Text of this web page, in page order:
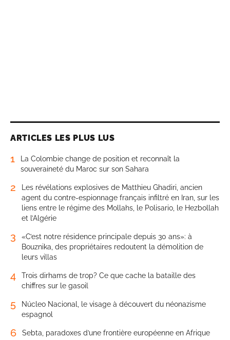
ARTICLES LES PLUS LUS
1
La Colombie change de position et reconnaît la
souveraineté du Maroc sur son Sahara
2
Les révélations explosives de Matthieu Ghadiri, ancien
agent du contre-espionnage français infiltré en Iran, sur les
liens entre le régime des Mollahs, le Polisario, le Hezbollah
et l’Algérie
3
«C’est notre résidence principale depuis 30 ans»: à
Bouznika, des propriétaires redoutent la démolition de
leurs villas
4
Trois dirhams de trop? Ce que cache la bataille des
chiffres sur le gasoil
5
Núcleo Nacional, le visage à découvert du néonazisme
espagnol
6 Sebta, paradoxes d’une frontière européenne en Afrique